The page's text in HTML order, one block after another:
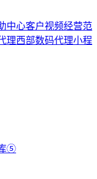
中心客户视频经营范
理西部数码代理小程
⑤